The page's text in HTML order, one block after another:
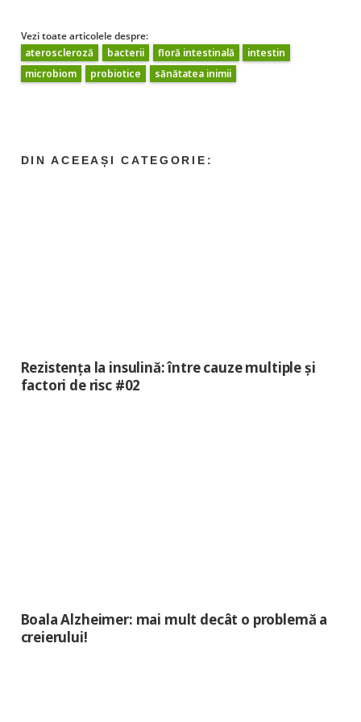
Vezi toate articolele despre:
ateroscleroză
bacterii floră intestinală
intestin
microbiom
probiotice sănătatea inimii
Rezistența la insulină: între cauze multiple și
factori de risc #02
Boala Alzheimer: mai mult decât o problemă a
creierului!